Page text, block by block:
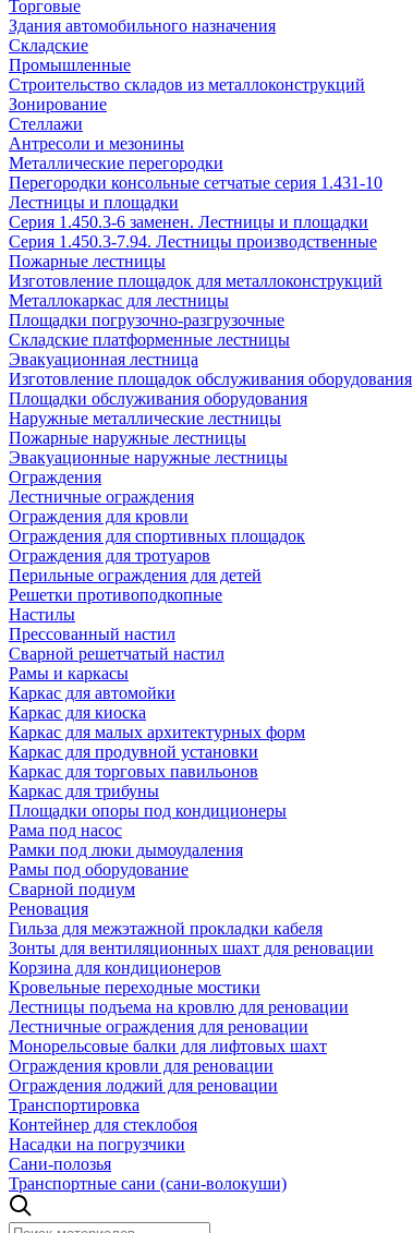
Торговые
Здания автомобильного назначения
Складские
Промышленные
Строительство складов из металлоконструкций
Зонирование
Стеллажи
Антресоли и мезонины
Металлические перегородки
Перегородки консольные сетчатые серия 1.431-10
Лестницы и площадки
Серия 1.450.3-6 заменен. Лестницы и площадки
Серия 1.450.3-7.94. Лестницы производственные
Пожарные лестницы
Изготовление площадок для металлоконструкций
Металлокаркас для лестницы
Площадки погрузочно-разгрузочные
Складские платформенные лестницы
Эвакуационная лестница
Изготовление площадок обслуживания оборудования
Площадки обслуживания оборудования
Наружные металлические лестницы
Пожарные наружные лестницы
Эвакуационные наружные лестницы
Ограждения
Лестничные ограждения
Ограждения для кровли
Ограждения для спортивных площадок
Ограждения для тротуаров
Перильные ограждения для детей
Решетки противоподкопные
Настилы
Прессованный настил
Сварной решетчатый настил
Рамы и каркасы
Каркас для автомойки
Каркас для киоска
Каркас для малых архитектурных форм
Каркас для продувной установки
Каркас для торговых павильонов
Каркас для трибуны
Площадки опоры под кондиционеры
Рама под насос
Рамки под люки дымоудаления
Рамы под оборудование
Сварной подиум
Реновация
Гильза для межэтажной прокладки кабеля
Зонты для вентиляционных шахт для реновации
Корзина для кондиционеров
Кровельные переходные мостики
Лестницы подъема на кровлю для реновации
Лестничные ограждения для реновации
Монорельсовые балки для лифтовых шахт
Ограждения кровли для реновации
Ограждения лоджий для реновации
Транспортировка
Контейнер для стеклобоя
Насадки на погрузчики
Сани-полозья
Транспортные сани (сани-волокуши)